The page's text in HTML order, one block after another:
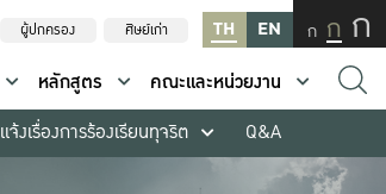
ผู้ปกครอง ศิษย์เก่า TH EN ก ก ก
หลักสูตร
คณะและหน่วยงาน
แจ้งเรื่องการร้องเรียนทุจริต Q&A